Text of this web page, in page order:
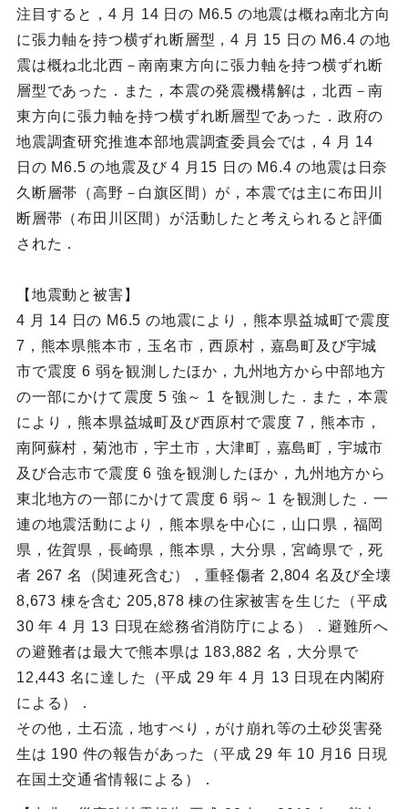
注目すると，4 月 14 日の M6.5 の地震は概ね南北方向
に張力軸を持つ横ずれ断層型，4 月 15 日の M6.4 の地
震は概ね北北西－南南東方向に張力軸を持つ横ずれ断
層型であった．また，本震の発震機構解は，北西－南
東方向に張力軸を持つ横ずれ断層型であった．政府の
地震調査研究推進本部地震調査委員会では，4 月 14
日の M6.5 の地震及び 4 月15 日の M6.4 の地震は日奈
久断層帯（高野－白旗区間）が，本震では主に布田川
断層帯（布田川区間）が活動したと考えられると評価
された．
【地震動と被害】
4 月 14 日の M6.5 の地震により，熊本県益城町で震度
7，熊本県熊本市，玉名市，西原村，嘉島町及び宇城
市で震度 6 弱を観測したほか，九州地方から中部地方
の一部にかけて震度 5 強～ 1 を観測した．また，本震
により，熊本県益城町及び西原村で震度 7，熊本市，
南阿蘇村，菊池市，宇土市，大津町，嘉島町，宇城市
及び合志市で震度 6 強を観測したほか，九州地方から
東北地方の一部にかけて震度 6 弱～ 1 を観測した．一
連の地震活動により，熊本県を中心に，山口県，福岡
県，佐賀県，長崎県，熊本県，大分県，宮崎県で，死
者 267 名（関連死含む），重軽傷者 2,804 名及び全壊
8,673 棟を含む 205,878 棟の住家被害を生じた（平成
30 年 4 月 13 日現在総務省消防庁による）．避難所へ
の避難者は最大で熊本県は 183,882 名，大分県で
12,443 名に達した（平成 29 年 4 月 13 日現在内閣府
による）．
その他，土石流，地すべり，がけ崩れ等の土砂災害発
生は 190 件の報告があった（平成 29 年 10 月16 日現
在国土交通省情報による）．